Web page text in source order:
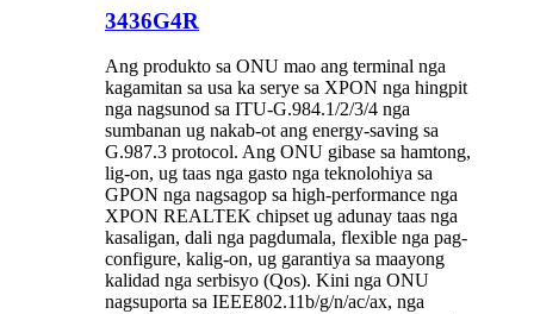
3436G4R
Ang produkto sa ONU mao ang terminal nga
kagamitan sa usa ka serye sa XPON nga hingpit
nga nagsunod sa ITU-G.984.1/2/3/4 nga
sumbanan ug nakab-ot ang energy-saving sa
G.987.3 protocol. Ang ONU gibase sa hamtong,
lig-on, ug taas nga gasto nga teknolohiya sa
GPON nga nagsagop sa high-performance nga
XPON REALTEK chipset ug adunay taas nga
kasaligan, dali nga pagdumala, flexible nga pag-
configure, kalig-on, ug garantiya sa maayong
kalidad nga serbisyo (Qos). Kini nga ONU
nagsuporta sa IEEE802.11b/g/n/ac/ax, nga